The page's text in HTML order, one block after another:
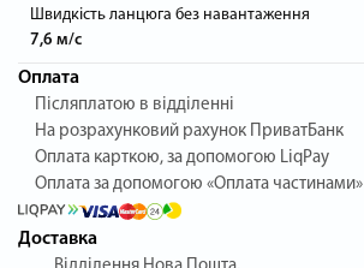
Швидкість ланцюга без навантаження
7,6 м/с
Оплата
Післяплатою в відділенні
На розрахунковий рахунок ПриватБанк
Оплата карткою, за допомогою LiqPay
Оплата за допомогою «Оплата частинами»
Доставка